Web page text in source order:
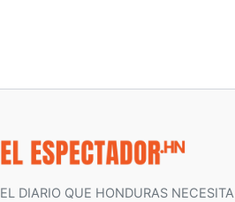
EL DIARIO QUE HONDURAS NECESITA